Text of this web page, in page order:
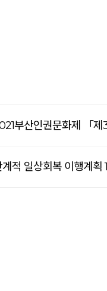
부산인권문화제 「
계적 일상회복 이행계획